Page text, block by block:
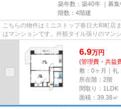
築年数：築40年 ｜募集
階数：4階建
こちらの物件はミニストップ春日大和町店
はマンションです。外観タイル張りのマン
6.9万円
(管理費・共益
敷：0ヶ月｜礼
所在階：2階
間取り：1LDK
面積：39.38㎡